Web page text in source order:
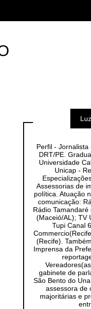
Perfil -
DRT/PE.
Universidade
Unicap -
Assessorias de
política. Atuação
comunicação:
Rádio
(Maceió/AL); TV
Tupi Canal
(Recife).
Imprensa da
gabinete de
São Bento do
assessora de
majoritárias e